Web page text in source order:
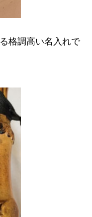
格調高い名入れで